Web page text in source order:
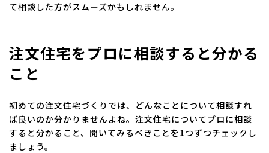
て相談した方がスムーズかもしれません。
注文住宅をプロに相談すると分かる
こと
初めての注文住宅づくりでは、どんなことについて相談すれ
ば良いのか分かりませんよね。注文住宅についてプロに相談
すると分かること、聞いてみるべきことを1つずつチェックし
ましょう。